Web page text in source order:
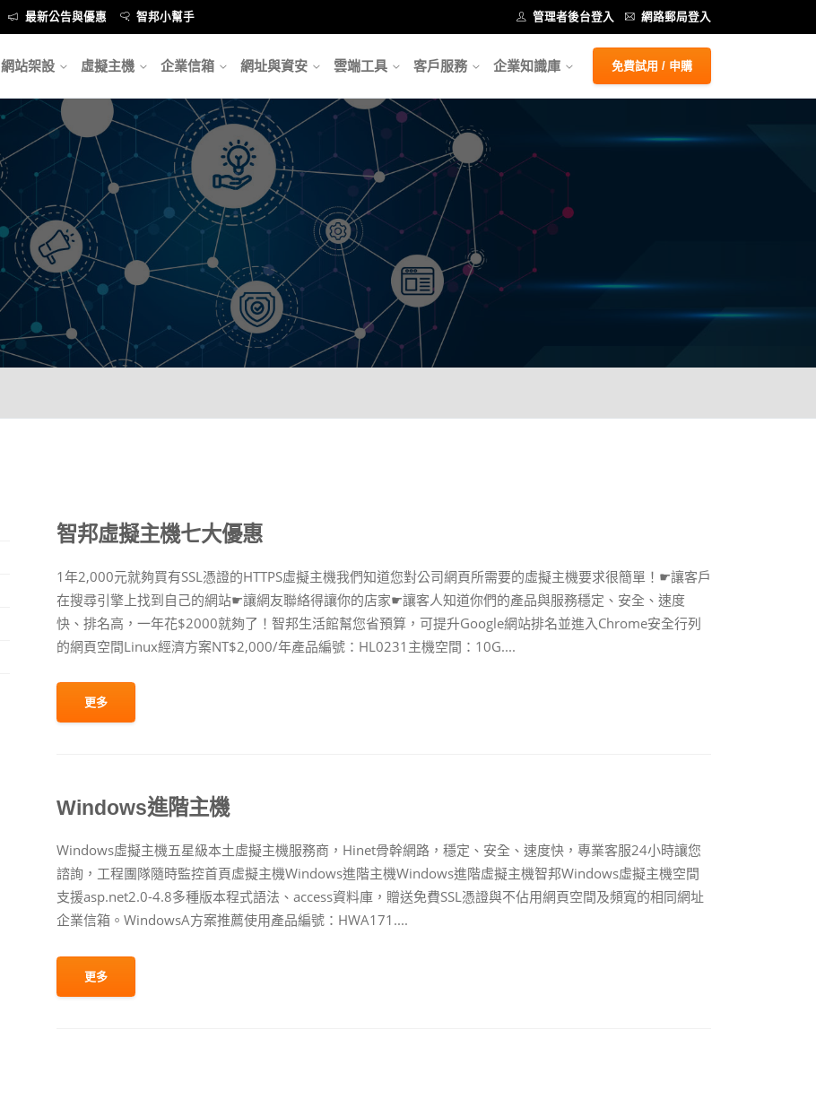
最新公告與優惠 智邦小幫手 管理者後台登入 網路郵局登入
網站架設 虛擬主機 企業信箱 網址與資安 雲端工具 客戶服務 企業知識庫 免費試用 / 申購
智邦虛擬主機七大優惠
1年2,000元就夠買有SSL憑證的HTTPS虛擬主機我們知道您對公司網頁所需要的虛擬主機要求很簡單！☛讓客戶
在搜尋引擎上找到自己的網站☛讓網友聯絡得讓你的店家☛讓客人知道你們的產品與服務穩定、安全、速度
快、排名高，一年花$2000就夠了！智邦生活館幫您省預算，可提升Google網站排名並進入Chrome安全行列
的網頁空間Linux經濟方案NT$2,000/年產品編號：HL0231主機空間：10G....
更多
Windows進階主機
Windows虛擬主機五星級本土虛擬主機服務商，Hinet骨幹網路，穩定、安全、速度快，專業客服24小時讓您
諮詢，工程團隊隨時監控首頁虛擬主機Windows進階主機Windows進階虛擬主機智邦Windows虛擬主機空間
支援asp.net2.0-4.8多種版本程式語法、access資料庫，贈送免費SSL憑證與不佔用網頁空間及頻寬的相同網址
企業信箱。WindowsA方案推薦使用產品編號：HWA171....
更多